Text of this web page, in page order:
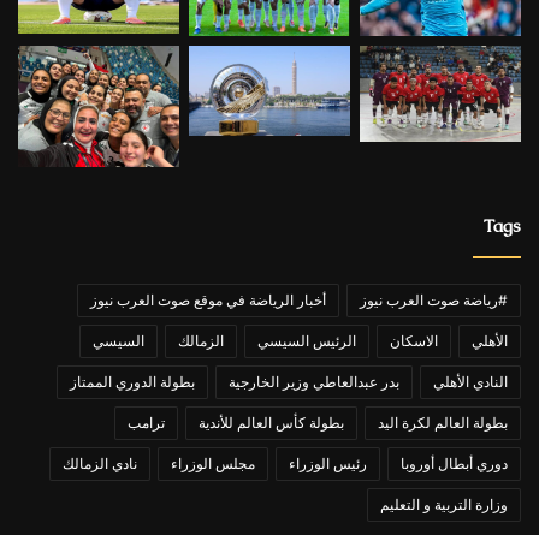
Tags
#رياضة صوت العرب نيوز أخبار الرياضة في موقع صوت العرب نيوز
الأهلي الاسكان الرئيس السيسي الزمالك السيسي
النادي الأهلي بدر عبدالعاطي وزير الخارجية بطولة الدوري الممتاز
بطولة العالم لكرة اليد بطولة كأس العالم للأندية ترامب
دوري أبطال أوروبا رئيس الوزراء مجلس الوزراء نادي الزمالك
وزارة التربية و التعليم